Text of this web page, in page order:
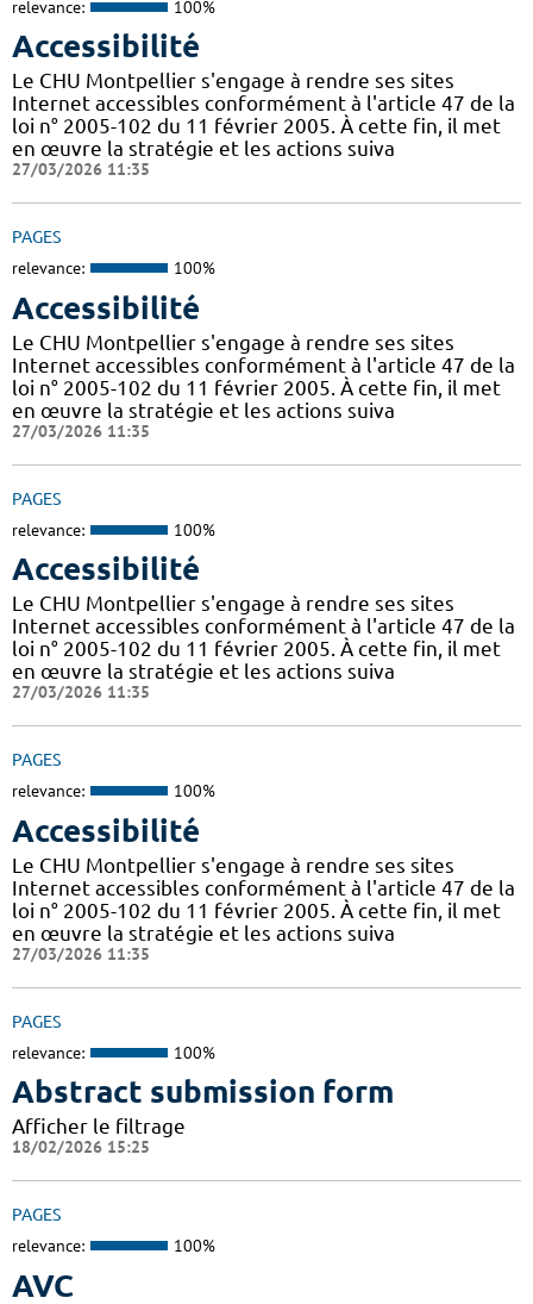
relevance: 100%
Accessibilité
Le CHU Montpellier s'engage à rendre ses sites
Internet accessibles conformément à l'article 47 de la
loi n° 2005-102 du 11 février 2005. À cette fin, il met
en œuvre la stratégie et les actions suiva
27/03/2026 11:35
PAGES
relevance: 100%
Accessibilité
Le CHU Montpellier s'engage à rendre ses sites
Internet accessibles conformément à l'article 47 de la
loi n° 2005-102 du 11 février 2005. À cette fin, il met
en œuvre la stratégie et les actions suiva
27/03/2026 11:35
PAGES
relevance: 100%
Accessibilité
Le CHU Montpellier s'engage à rendre ses sites
Internet accessibles conformément à l'article 47 de la
loi n° 2005-102 du 11 février 2005. À cette fin, il met
en œuvre la stratégie et les actions suiva
27/03/2026 11:35
PAGES
relevance: 100%
Accessibilité
Le CHU Montpellier s'engage à rendre ses sites
Internet accessibles conformément à l'article 47 de la
loi n° 2005-102 du 11 février 2005. À cette fin, il met
en œuvre la stratégie et les actions suiva
27/03/2026 11:35
PAGES
relevance: 100%
Abstract submission form
Afficher le filtrage
18/02/2026 15:25
PAGES
relevance: 100%
AVC